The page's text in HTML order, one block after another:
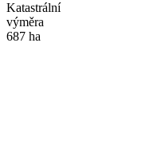
Katastrální
výměra
687 ha